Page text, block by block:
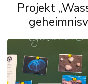
Projekt